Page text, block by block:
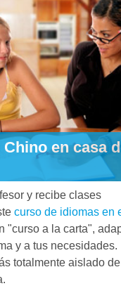
en casa
y recibe clases
curso de idiomas en
"curso a la carta",
y a tus necesidades.
totalmente aislado